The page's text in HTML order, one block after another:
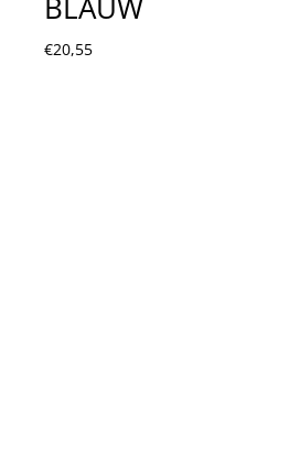
BLAUW
€20,55